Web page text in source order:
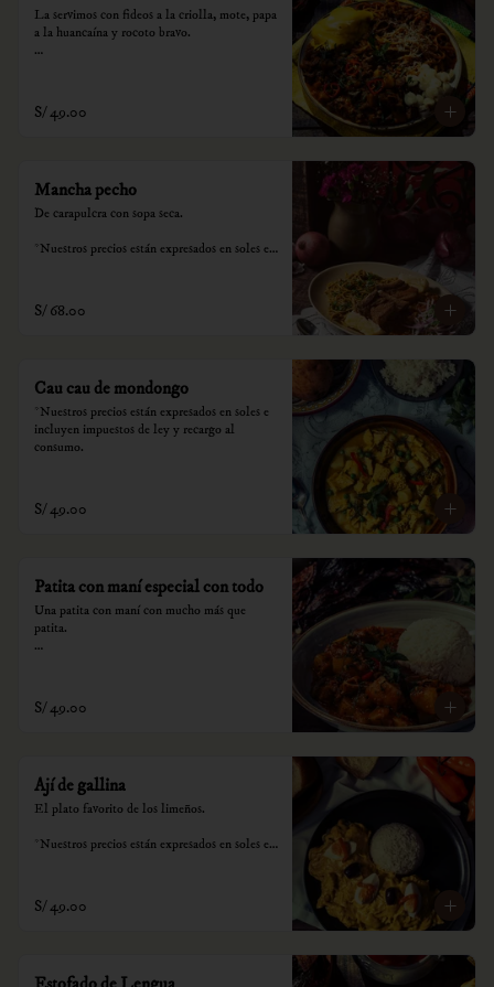
La servimos con fideos a la criolla, mote, papa
a la huancaína y rocoto bravo.
consumo.
S/ 49.00
Mancha pecho
De carapulcra con sopa seca.
*Nuestros precios están expresados en soles e
S/ 68.00
Cau cau de mondongo
*Nuestros precios están expresados en soles e
incluyen impuestos de ley y recargo al
consumo.
S/ 49.00
Patita con maní especial con todo
Una patita con maní con mucho más que
patita.
consumo.
S/ 49.00
Ají de gallina
El plato favorito de los limeños.
*Nuestros precios están expresados en soles e
S/ 49.00